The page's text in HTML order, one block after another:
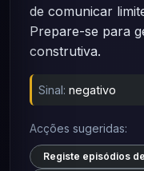
de comunicar
Prepare-se para
construtiva.
Sinal: negativo
Acções sugeridas:
Registe episódios